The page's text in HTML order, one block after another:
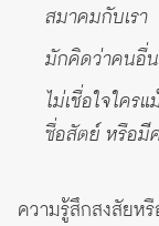
สมาคมกับเรา
มักคิดว่าคนอื่
ไม่เชื่อใจใคร
ซื่อสัตย์ หรือมี
ความรู้สึกสงสัยห